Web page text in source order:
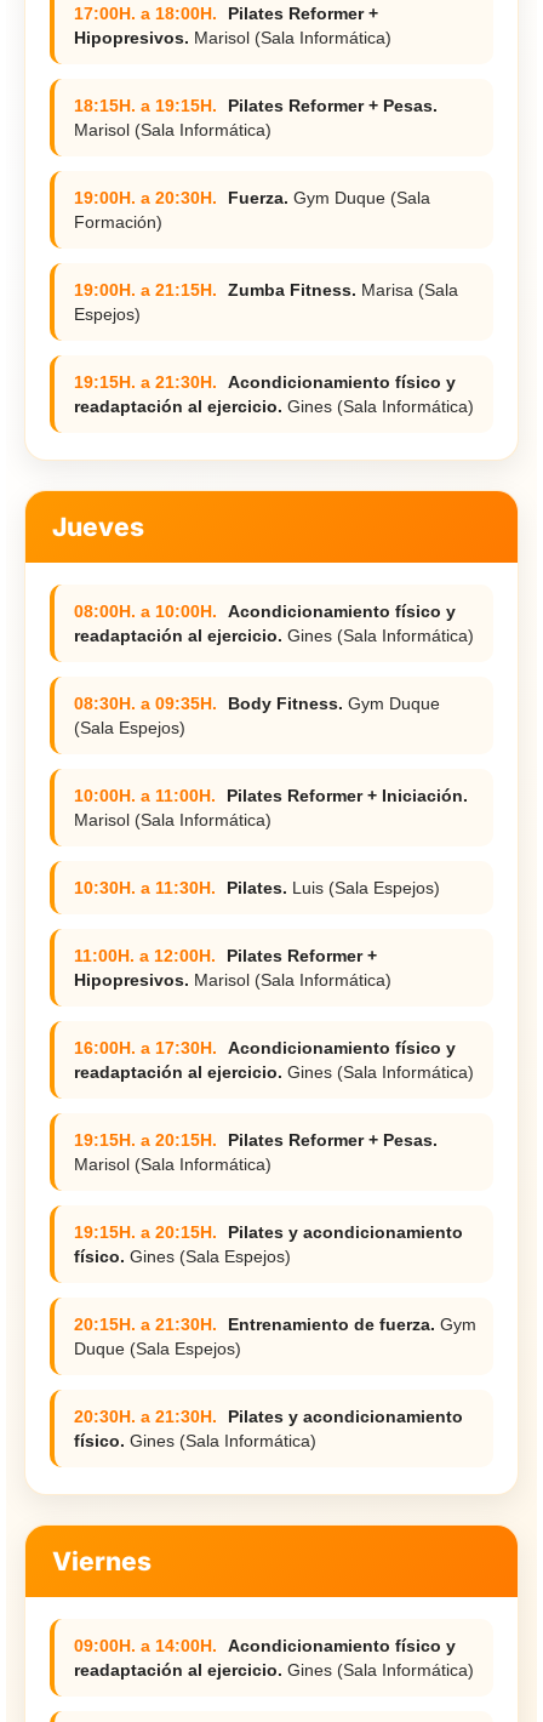
17:00H. a 18:00H.
Pilates Reformer +
Hipopresivos. Marisol (Sala Informática)
18:15H. a 19:15H.
Pilates Reformer + Pesas.
Marisol (Sala Informática)
19:00H. a 20:30H. Fuerza. Gym Duque (Sala
Formación)
19:00H. a 21:15H. Zumba Fitness. Marisa (Sala
Espejos)
19:15H. a 21:30H.
Acondicionamiento físico y
readaptación al ejercicio. Gines (Sala Informática)
Jueves
08:00H. a 10:00H.
Acondicionamiento físico y
readaptación al ejercicio. Gines (Sala Informática)
08:30H. a 09:35H. Body Fitness. Gym Duque
(Sala Espejos)
10:00H. a 11:00H.
Pilates Reformer + Iniciación.
Marisol (Sala Informática)
10:30H. a 11:30H. Pilates. Luis (Sala Espejos)
11:00H. a 12:00H.
Pilates Reformer +
Hipopresivos. Marisol (Sala Informática)
16:00H. a 17:30H.
Acondicionamiento físico y
readaptación al ejercicio. Gines (Sala Informática)
19:15H. a 20:15H.
Pilates Reformer + Pesas.
Marisol (Sala Informática)
19:15H. a 20:15H.
Pilates y acondicionamiento
físico. Gines (Sala Espejos)
20:15H. a 21:30H. Entrenamiento de fuerza. Gym
Duque (Sala Espejos)
20:30H. a 21:30H.
Pilates y acondicionamiento
físico. Gines (Sala Informática)
Viernes
09:00H. a 14:00H.
Acondicionamiento físico y
readaptación al ejercicio. Gines (Sala Informática)